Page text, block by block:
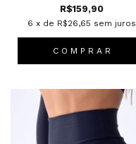
R$159,90
6 x de R$26,65 sem juros
C O M P R A R